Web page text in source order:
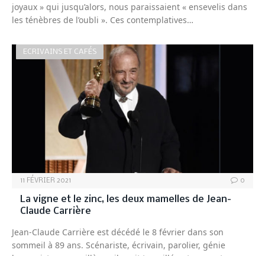
joyaux » qui jusqu’alors, nous paraissaient « ensevelis dans
les ténèbres de l’oubli ». Ces contemplatives…
ECRIVAINS ET CAFÉS
11 FÉVRIER 2021 0
La vigne et le zinc, les deux mamelles de Jean-
Claude Carrière
Jean-Claude Carrière est décédé le 8 février dans son
sommeil à 89 ans. Scénariste, écrivain, parolier, génie